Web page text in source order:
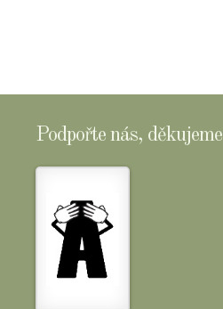
Podpořte nás, děkujeme